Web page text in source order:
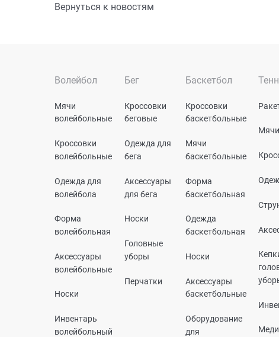
Вернуться к новостям
Волейбол
Мячи
волейбольные
Кроссовки
волейбольные
Одежда для
волейбола
Форма
волейбольная
Аксессуары
волейбольные
Носки
Инвентарь
волейбольный
Бег
Кроссовки
беговые
Одежда для
бега
Аксессуары
для бега
Носки
Головные
уборы
Перчатки
Баскетбол
Кроссовки
баскетбольные
Мячи
баскетбольные
Форма
баскетбольная
Одежда
баскетбольная
Носки
Аксессуары
баскетбольные
Оборудование
для
Мячи